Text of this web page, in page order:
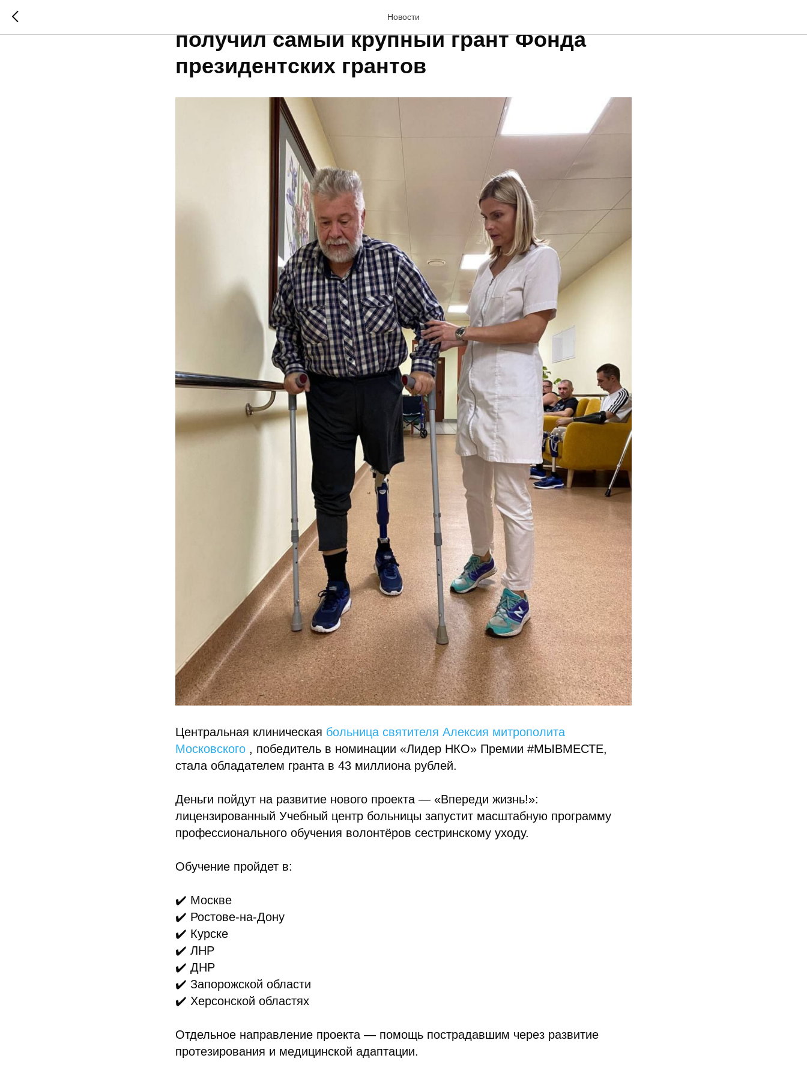
Новости
Победитель Премии #МЫВМЕСТЕ
получил самый крупный грант Фонда
президентских грантов
Центральная клиническая больница святителя Алексия митрополита
Московского , победитель в номинации «Лидер НКО» Премии #МЫВМЕСТЕ,
стала обладателем гранта в 43 миллиона рублей.
Деньги пойдут на развитие нового проекта — «Впереди жизнь!»:
лицензированный Учебный центр больницы запустит масштабную программу
профессионального обучения волонтёров сестринскому уходу.
Обучение пройдет в:
✔️ Москве
✔️ Ростове-на-Дону
✔️ Курске
✔️ ЛНР
✔️ ДНР
✔️ Запорожской области
✔️ Херсонской областях
Отдельное направление проекта — помощь пострадавшим через развитие
протезирования и медицинской адаптации.